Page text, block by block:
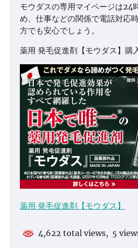
モウダスの専用マイページは24
め、仕事などの関係で電話対応
方でも安心でしょう。
薬用 発毛促進剤【モウダス】購
薬用 発毛促進剤【モウダス】
4,622 total views, 5